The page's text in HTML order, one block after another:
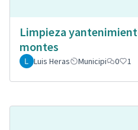
Limpieza
montes
Luis Heras Municipi 0 1